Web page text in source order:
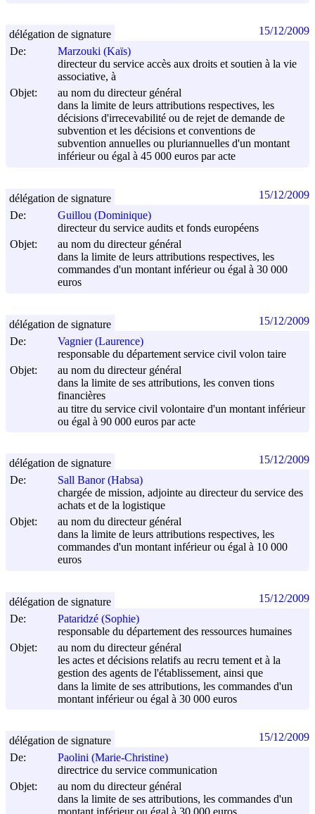
De:
Marzouki (Kaïs)
directeur du service accès aux droits et soutien à la vie
associative, à
Objet:
au nom du directeur général
dans la limite de leurs attributions respectives, les
décisions d'irrecevabilité ou de rejet de demande de
subvention et les décisions et conventions de
subvention annuelles ou pluriannuelles d'un montant
inférieur ou égal à 45 000 euros par acte
délégation de signature 15/12/2009
De:
Guillou (Dominique)
directeur du service audits et fonds européens
Objet:
au nom du directeur général
dans la limite de leurs attributions respectives, les
commandes d'un montant inférieur ou égal à 30 000
euros
délégation de signature 15/12/2009
De:
Vagnier (Laurence)
responsable du département service civil volon taire
Objet:
au nom du directeur général
dans la limite de ses attributions, les conven tions
financières
au titre du service civil volontaire d'un montant inférieur
ou égal à 90 000 euros par acte
délégation de signature 15/12/2009
De:
Sall Banor (Habsa)
chargée de mission, adjointe au directeur du service des
achats et de la logistique
Objet:
au nom du directeur général
dans la limite de leurs attributions respectives, les
commandes d'un montant inférieur ou égal à 10 000
euros
délégation de signature 15/12/2009
De:
Pataridzé (Sophie)
responsable du département des ressources humaines
Objet:
au nom du directeur général
les actes et décisions relatifs au recru tement et à la
gestion des agents de l'établissement, ainsi que
dans la limite de ses attributions, les commandes d'un
montant inférieur ou égal à 30 000 euros
délégation de signature 15/12/2009
De:
Paolini (Marie-Christine)
directrice du service communication
Objet:
au nom du directeur général
dans la limite de ses attributions, les commandes d'un
délégation de signature 15/12/2009